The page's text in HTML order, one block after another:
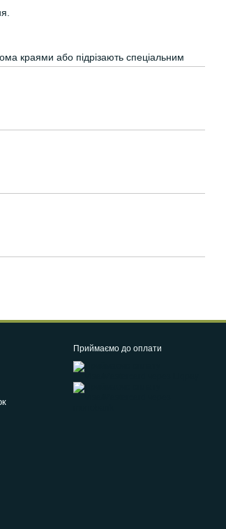
краями або підрізають спеціальним
Приймаємо до оплати